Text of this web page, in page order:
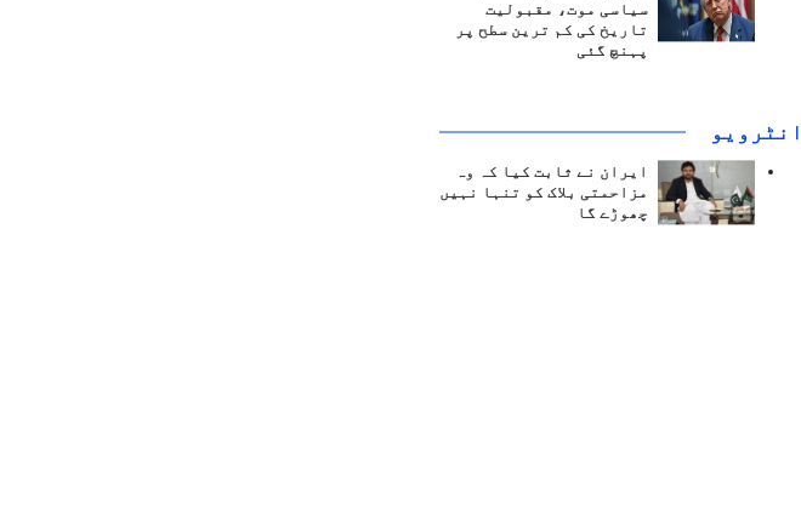
سیاسی موت، مقبولیت
تاریخ کی کم ترین سطح پر
پہنچ گئی
انٹرويو
ایران نے ثابت کیا کہ وہ
مزاحمتی بلاک کو تنہا نہیں
چھوڑے گا